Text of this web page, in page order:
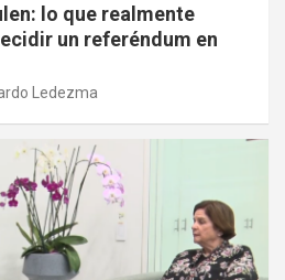
lo que realmente
un referéndum en
Ledezma